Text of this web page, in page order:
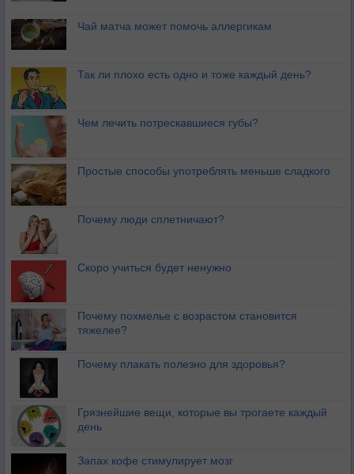
Чай матча может помочь аллергикам
Так ли плохо есть одно и тоже каждый день?
Чем лечить потрескавшиеся губы?
Простые способы употреблять меньше сладкого
Почему люди сплетничают?
Скоро учиться будет ненужно
Почему похмелье с возрастом становится
тяжелее?
Почему плакать полезно для здоровья?
Грязнейшие вещи, которые вы трогаете каждый
день
Запах кофе стимулирует мозг